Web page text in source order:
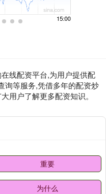
线配资平台,为用户提供配
询等服务,凭借多年的配资炒
用户了解更多配资知识。
重要
为什么